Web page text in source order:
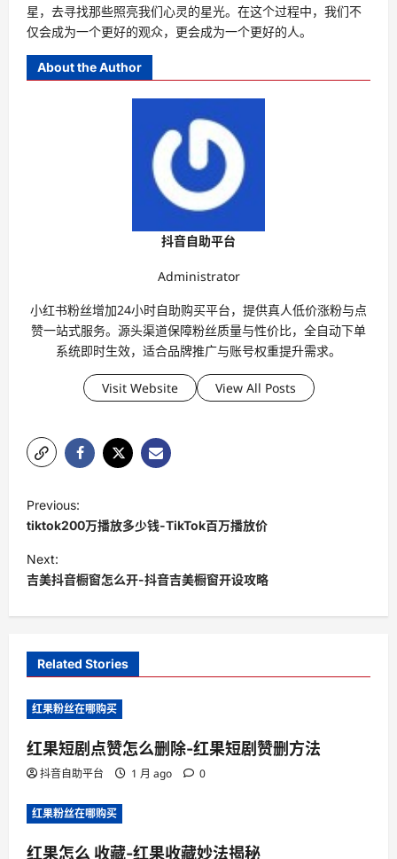
星，去寻找那些照亮我们心灵的星光。在这个过程中，我们不
仅会成为一个更好的观众，更会成为一个更好的人。
About the Author
抖音自助平台
Administrator
小红书粉丝增加24小时自助购买平台，提供真人低价涨粉与点
赞一站式服务。源头渠道保障粉丝质量与性价比，全自动下单
系统即时生效，适合品牌推广与账号权重提升需求。
Visit Website View All Posts
P
o
s
t
g
a
t
o
n
Previous:
tiktok200万播放多少钱-TikTok百万播放价
Next:
吉美抖音橱窗怎么开-抖音吉美橱窗开设攻略
Related Stories
红果粉丝在哪购买
红果短剧点赞怎么删除-红果短剧赞删方法
抖音自助平台 1 月 ago 0
红果粉丝在哪购买
红果怎么 收藏-红果收藏妙法揭秘